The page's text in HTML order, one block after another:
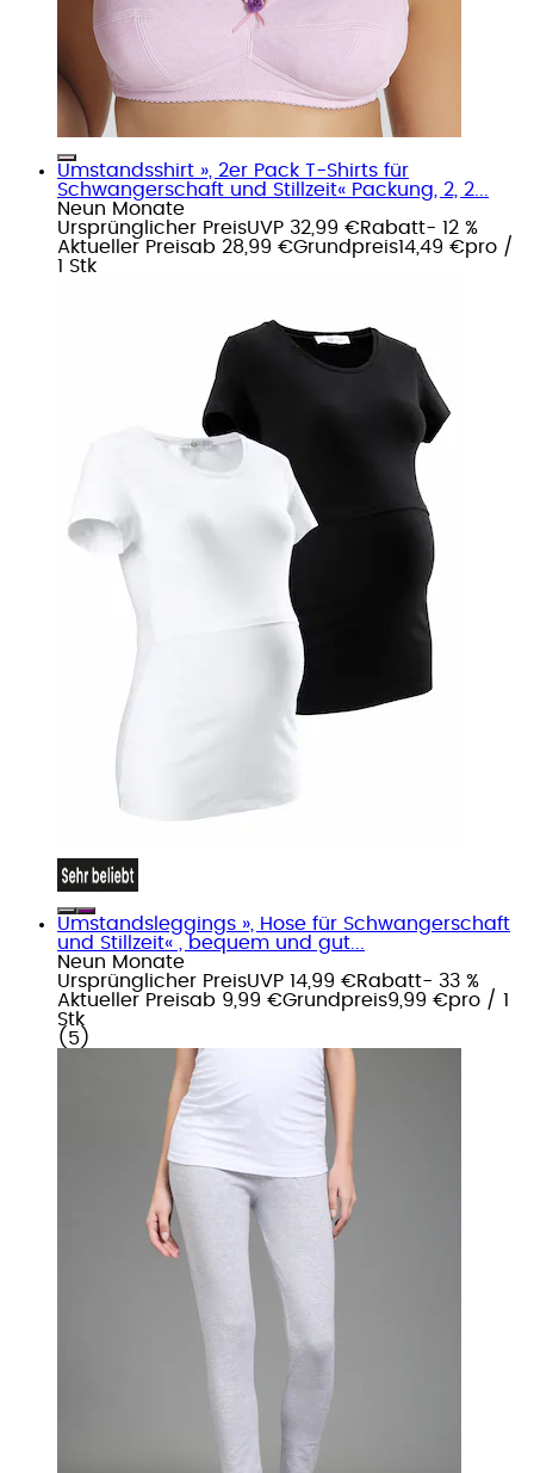
Umstandsshirt », 2er Pack T-Shirts für
Schwangerschaft und Stillzeit« Packung, 2, 2...
Neun Monate
Ursprünglicher PreisUVP 32,99 €Rabatt- 12 %
Aktueller Preisab 28,99 €Grundpreis14,49 €pro /
1 Stk
Umstandsleggings », Hose für Schwangerschaft
und Stillzeit« , bequem und gut...
Neun Monate
Ursprünglicher PreisUVP 14,99 €Rabatt- 33 %
Aktueller Preisab 9,99 €Grundpreis9,99 €pro / 1
Stk
( 5 )